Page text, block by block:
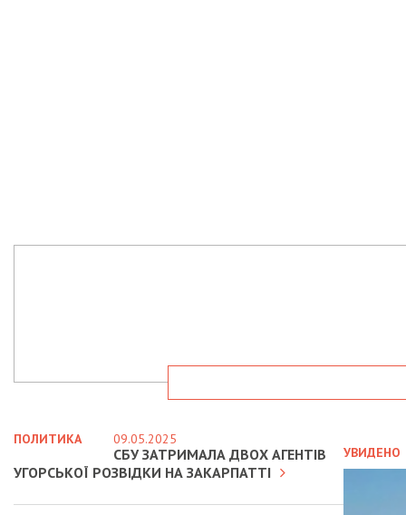
УВИДЕНО
ПОЛИТИКА 09.05.2025
СБУ ЗАТРИМАЛА ДВОХ АГЕНТІВ
УГОРСЬКОЇ РОЗВІДКИ НА ЗАКАРПАТТІ